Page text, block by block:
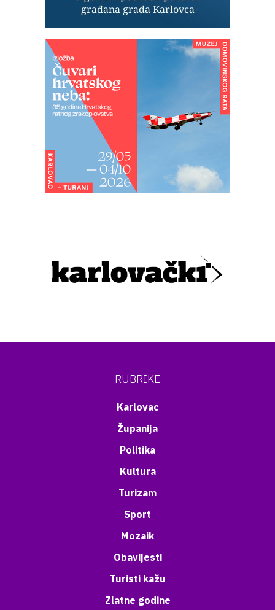
RUBRIKE
Karlovac
Županija
Politika
Kultura
Turizam
Sport
Mozaik
Obavijesti
Turisti kažu
Zlatne godine